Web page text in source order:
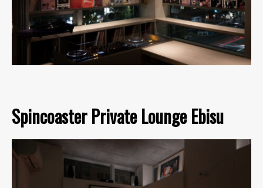
Spincoaster Private Lounge Ebisu